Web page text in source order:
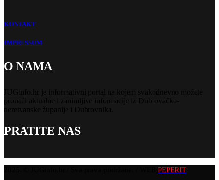
KONTAKT
IMPRESSUM
O NAMA
PRATITE NAS
PEPERIT